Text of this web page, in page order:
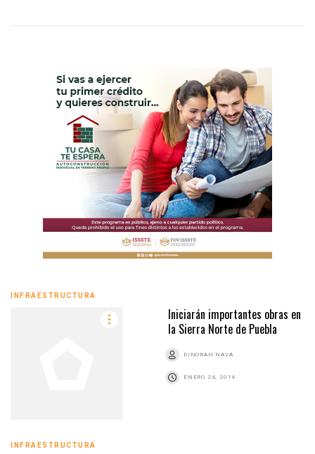
INFRAESTRUCTURA
Iniciarán importantes obras en
la Sierra Norte de Puebla
DINORAH NAVA
ENERO 24, 2014
INFRAESTRUCTURA